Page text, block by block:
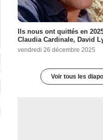
Ils nous ont quittés en
Claudia Cardinale, David
vendredi 26 décembre 2025
Voir tous les